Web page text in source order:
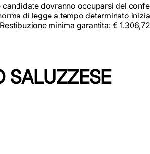
dovranno occuparsi del
di legge a tempo determinato
minima garantita: €
SALUZZESE